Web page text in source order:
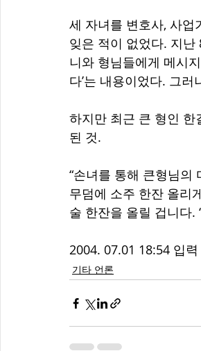
세 자녀를 변호사, 사
잊은 적이 없었다. 지
니와 형님들에게 메시
다’는 내용이었다. 그
하지만 최근 큰 형인 한
된 것.
“손녀를 통해 큰형님의
무덤에 소주 한잔 올리
술 한잔을 올릴 겁니다.
2004. 07.01 18:54 입력
기타 언론